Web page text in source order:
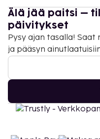
Älä jää paitsi –
päivitykset
Pysy ajan tasalla!
ja pääsyn